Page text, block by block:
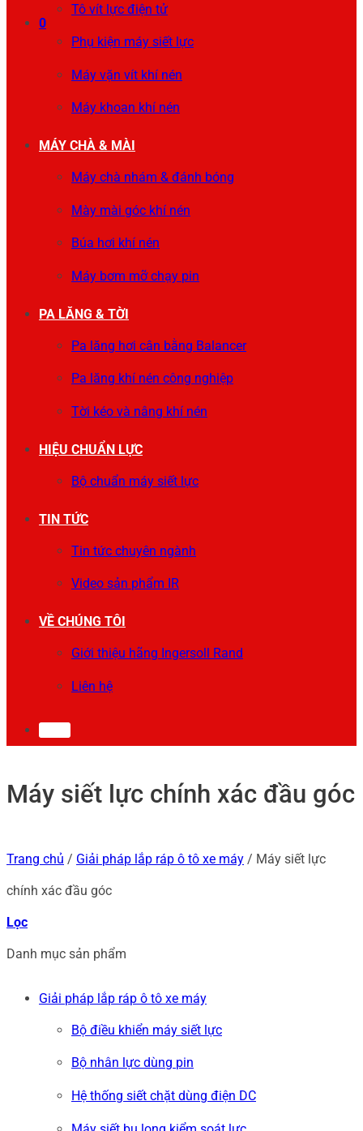
0
Tô vít lực điện tử
Phụ kiện máy siết lực
Máy vặn vít khí nén
Máy khoan khí nén
MÁY CHÀ & MÀI
Máy chà nhám & đánh bóng
Mày mài góc khí nén
Búa hơi khí nén
Máy bơm mỡ chạy pin
PA LĂNG & TỜI
Pa lăng hơi cân bằng Balancer
Pa lăng khí nén công nghiệp
Tời kéo và nâng khí nén
HIỆU CHUẨN LỰC
Bộ chuẩn máy siết lực
TIN TỨC
Tin tức chuyên ngành
Video sản phẩm IR
VỀ CHÚNG TÔI
Giới thiệu hãng Ingersoll Rand
Liên hệ
Máy siết lực chính xác đầu góc
Trang chủ / Giải pháp lắp ráp ô tô xe máy / Máy siết lực
chính xác đầu góc
Lọc
Danh mục sản phẩm
Giải pháp lắp ráp ô tô xe máy
Bộ điều khiển máy siết lực
Bộ nhân lực dùng pin
Hệ thống siết chặt dùng điện DC